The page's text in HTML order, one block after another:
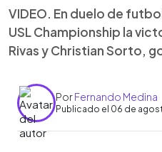
VIDEO. En duelo de
USL Championship la
Rivas y Christian Sorto,
PorFernando Medina
Publicado el 06 de